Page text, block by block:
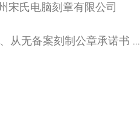
宋氏电脑刻章有限公司
无备案刻制公章承诺书 ...